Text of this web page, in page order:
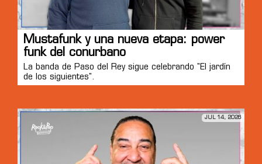
Mustafunk y una nueva etapa: power
funk del conurbano
La banda de Paso del Rey sigue celebrando "El jardín
de los siguientes".
JUL 14, 2026